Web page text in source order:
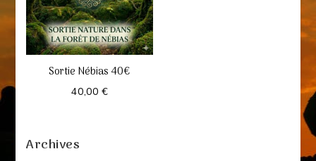
Sortie Nébias 40€
40,00 €
Archives